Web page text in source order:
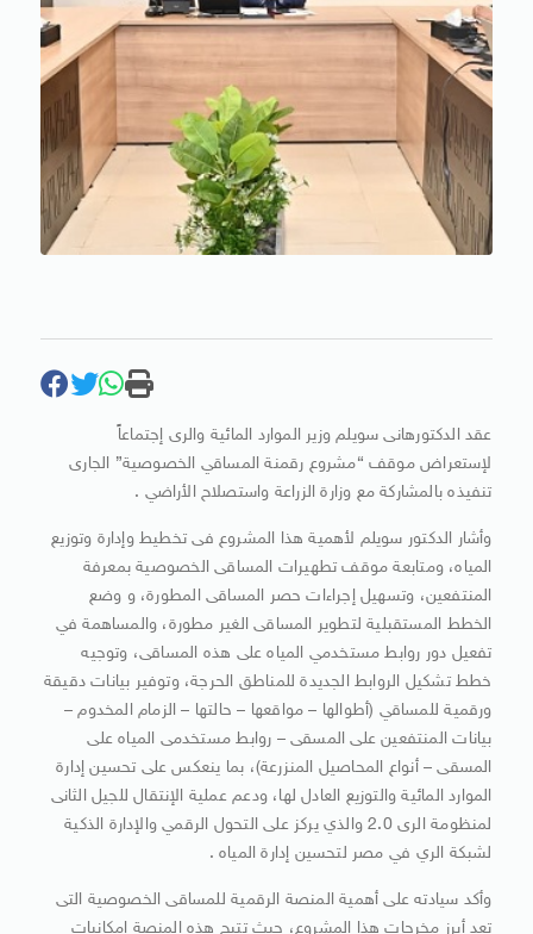
عقد الدكتورهانى سويلم وزير الموارد المائية والرى إجتماعاً
لإستعراض موقف “مشروع رقمنة المساقي الخصوصية” الجارى
تنفيذه بالمشاركة مع وزارة الزراعة واستصلاح الأراضي .
وأشار الدكتور سويلم لأهمية هذا المشروع فى تخطيط وإدارة وتوزيع
المياه، ومتابعة موقف تطهيرات المساقى الخصوصية بمعرفة
المنتفعين، وتسهيل إجراءات حصر المساقى المطورة، و وضع
الخطط المستقبلية لتطوير المساقى الغير مطورة، والمساهمة في
تفعيل دور روابط مستخدمي المياه على هذه المساقى، وتوجيه
خطط تشكيل الروابط الجديدة للمناطق الحرجة، وتوفير بيانات دقيقة
ورقمية للمساقي (أطوالها – مواقعها – حالتها – الزمام المخدوم –
بيانات المنتفعين على المسقى – روابط مستخدمى المياه على
المسقى – أنواع المحاصيل المنزرعة)، بما ينعكس على تحسين إدارة
الموارد المائية والتوزيع العادل لها، ودعم عملية الإنتقال للجيل الثانى
لمنظومة الرى 2.0 والذي يركز على التحول الرقمي والإدارة الذكية
لشبكة الري في مصر لتحسين إدارة المياه .
وأكد سيادته على أهمية المنصة الرقمية للمساقى الخصوصية التى
تعد أبرز مخرجات هذا المشروع، حيث تتيح هذه المنصة إمكانيات